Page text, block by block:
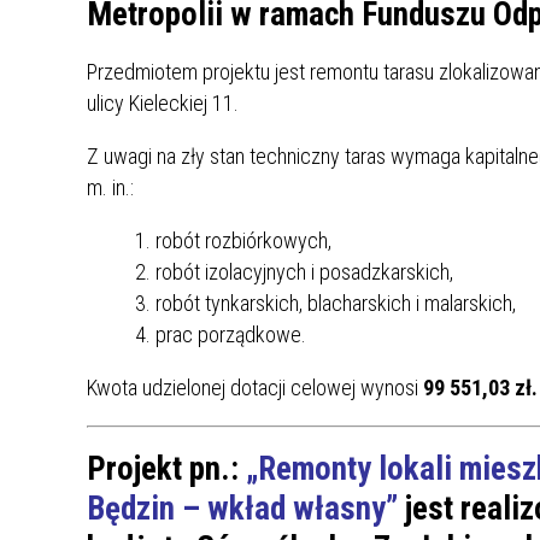
KARTA DUŻEJ RODZINY
AKTYWIZACJA SPOŁECZNO–
ZAWODOWA OSÓB
NIEPEŁNOSPRAWNYCH
PODATKI LOKALNE –
PODSTAWOWE INFORMACJE,
STAWKI I FORMULARZE
INFORMACJE ZUS
INFORMACJE KRUS
AWANS ZAWODOWY NAUCZYCIELI
DOTACJE DLA NIEPUBLICZNYCH
SZKÓŁ I PRZEDSZKOLI W
BĘDZINIE
POMOC ZDROWOTNA DLA
NAUCZYCIELI
Metropolii w ramach Funduszu
Przedmiotem projektu jest remontu tarasu
ulicy Kieleckiej 11.
Z uwagi na zły stan techniczny taras wymaga
m. in.:
robót rozbiórkowych,
robót izolacyjnych i posadzkarskich,
robót tynkarskich, blacharskich i malarskich,
prac porządkowe.
Kwota udzielonej dotacji celowej wynosi 99 551,03 zł.
Projekt pn.: „Remonty lokali
Będzin – wkład własny” jest